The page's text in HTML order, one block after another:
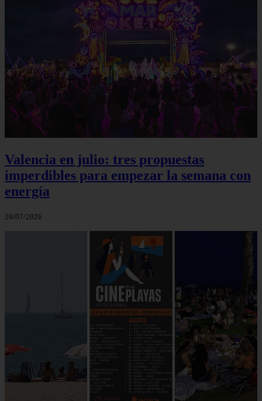
Valencia en julio: tres propuestas
imperdibles para empezar la semana con
energía
26/07/2026